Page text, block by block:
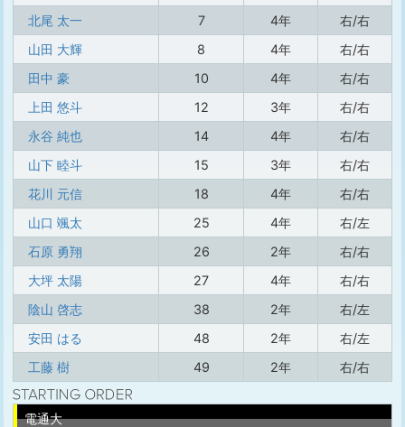
北尾 太一
7 4年
右/右
山田 大輝
8 4年
右/右
田中 豪
10 4年
右/右
上田 悠斗
12 3年
右/右
永谷 純也
14 4年
右/右
山下 睦斗
15 3年
右/右
花川 元信
18 4年
右/右
山口 颯太
25 4年
右/左
石原 勇翔
26 2年
右/右
大坪 太陽
27 4年
右/右
陰山 啓志
38 2年
右/左
安田 はる
48 2年
右/左
工藤 樹
49 2年 右/右
電通大